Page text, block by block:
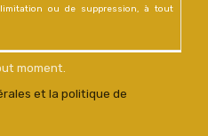
ou de suppression, à tout
moment.
et la politique de